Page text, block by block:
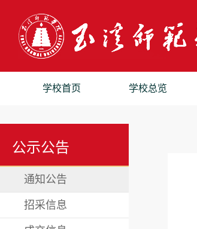
学校首页 学校总览
公示公告
通知公告
招采信息